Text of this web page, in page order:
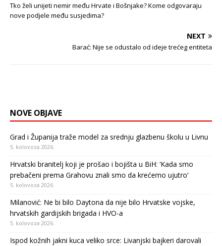
Tko želi unijeti nemir među Hrvate i Bošnjake? Kome odgovaraju
nove podjele među susjedima?
NEXT
Barać: Nije se odustalo od ideje trećeg entiteta
NOVE OBJAVE
Grad i Županija traže model za srednju glazbenu školu u Livnu
5. kolovoza 2026.
Hrvatski branitelj koji je prošao i bojišta u BiH: ‘Kada smo
prebačeni prema Grahovu znali smo da krećemo ujutro’
5. kolovoza 2026.
Milanović: Ne bi bilo Daytona da nije bilo Hrvatske vojske,
hrvatskih gardijskih brigada i HVO-a
5. kolovoza 2026.
Ispod kožnih jakni kuca veliko srce: Livanjski bajkeri darovali